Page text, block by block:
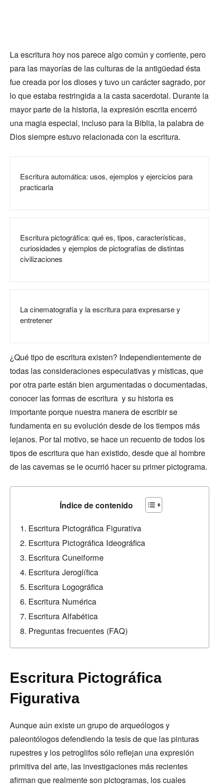
La escritura hoy nos parece algo común y corriente, pero
para las mayorías de las culturas de la antigüedad ésta
fue creada por los dioses y tuvo un carácter sagrado, por
lo que estaba restringida a la casta sacerdotal. Durante la
mayor parte de la historia, la expresión escrita encerró
una magia especial, incluso para la Biblia, la palabra de
Dios siempre estuvo relacionada con la escritura.
Escritura automática: usos, ejemplos y ejercicios para
practicarla
Escritura pictográfica: qué es, tipos, características,
curiosidades y ejemplos de pictografías de distintas
civilizaciones
La cinematografía y la escritura para expresarse y
entretener
¿Qué tipo de escritura existen? Independientemente de
todas las consideraciones especulativas y místicas, que
por otra parte están bien argumentadas o documentadas,
conocer las formas de escritura y su historia es
importante porque nuestra manera de escribir se
fundamenta en su evolución desde de los tiempos más
lejanos. Por tal motivo, se hace un recuento de todos los
tipos de escritura que han existido, desde que al hombre
de las cavernas se le ocurrió hacer su primer pictograma.
Índice de contenido
Escritura Pictográfica Figurativa
Escritura Pictográfica Ideográfica
Escritura Cuneiforme
Escritura Jeroglífica
Escritura Logográfica
Escritura Numérica
Escritura Alfabética
Preguntas frecuentes (FAQ)
Escritura Pictográfica
Figurativa
Aunque aún existe un grupo de arqueólogos y
paleontólogos defendiendo la tesis de que las pinturas
rupestres y los petroglifos sólo reflejan una expresión
primitiva del arte, las investigaciones más recientes
afirman que realmente son pictogramas, los cuales